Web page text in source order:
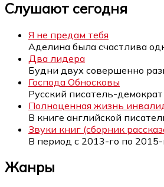
Слушают сегодня
Я не предам тебя
Аделина была счастлива
Два лидера
Будни двух совершенно
Господа Обносковы
Русский писатель-
Полноценная жизнь
В книге английской
Звуки книг (сборник
В период с 2013-го по
Жанры